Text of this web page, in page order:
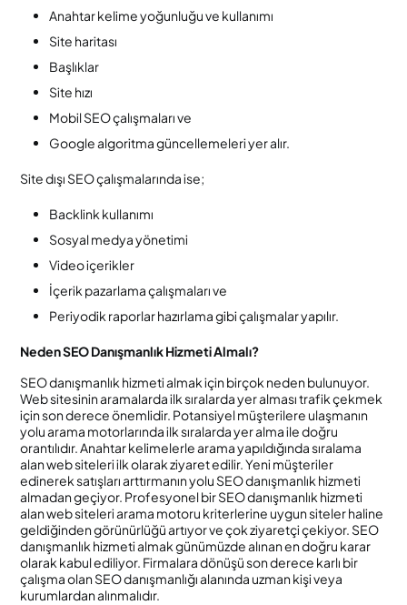
Anahtar kelime yoğunluğu ve kullanımı
Site haritası
Başlıklar
Site hızı
Mobil SEO çalışmaları ve
Google algoritma güncellemeleri yer alır.
Site dışı SEO çalışmalarında ise;
Backlink kullanımı
Sosyal medya yönetimi
Video içerikler
İçerik pazarlama çalışmaları ve
Periyodik raporlar hazırlama gibi çalışmalar yapılır.
Neden SEO Danışmanlık Hizmeti Almalı?
SEO danışmanlık hizmeti almak için birçok neden bulunuyor.
Web sitesinin aramalarda ilk sıralarda yer alması trafik çekmek
için son derece önemlidir. Potansiyel müşterilere ulaşmanın
yolu arama motorlarında ilk sıralarda yer alma ile doğru
orantılıdır. Anahtar kelimelerle arama yapıldığında sıralama
alan web siteleri ilk olarak ziyaret edilir. Yeni müşteriler
edinerek satışları arttırmanın yolu SEO danışmanlık hizmeti
almadan geçiyor. Profesyonel bir SEO danışmanlık hizmeti
alan web siteleri arama motoru kriterlerine uygun siteler haline
geldiğinden görünürlüğü artıyor ve çok ziyaretçi çekiyor. SEO
danışmanlık hizmeti almak günümüzde alınan en doğru karar
olarak kabul ediliyor. Firmalara dönüşü son derece karlı bir
çalışma olan SEO danışmanlığı alanında uzman kişi veya
kurumlardan alınmalıdır.